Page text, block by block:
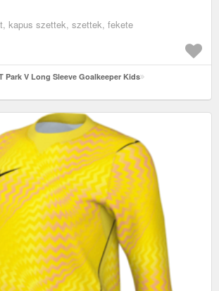
kapus szettek, szettek, fekete
Park V Long Sleeve Goalkeeper Kids